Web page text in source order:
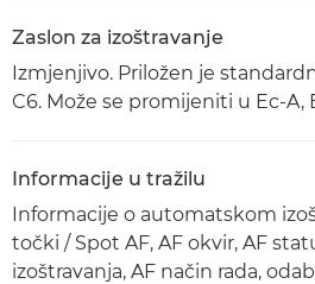
Zaslon za izoštravanje
Izmjenjivo. Priložen je
C6. Može se promijeniti u Ec-A,
Informacije u tražilu
Informacije o automatskom
točki / Spot AF, AF okvir, AF
izoštravanja, AF način rada,